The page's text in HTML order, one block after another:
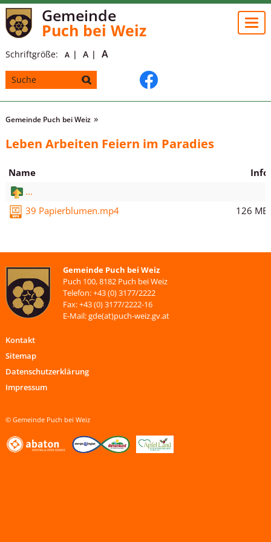
Gemeinde
Puch bei Weiz
Schriftgröße: A A A
Gemeinde Puch bei Weiz
Leben Arbeiten Feiern im Paradies
Name
Info
...
39 Papierblumen.mp4
126 MB
Gemeinde Puch bei Weiz
Puch 100, 8182 Puch bei Weiz
Telefon: +43 (0) 3177/2222
Fax: +43 (0) 3177/2222-16
E-Mail: gde(at)puch-weiz.gv.at
Kontakt
Sitemap
Datenschutzerklärung
Impressum
© Gemeinde Puch bei Weiz